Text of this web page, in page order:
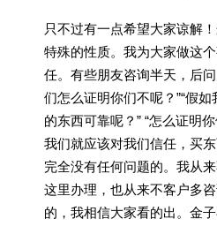
只不过有一点希望大家谅解
特殊的性质。我为大家做这
任。有些朋友咨询半天，后
们怎么证明你们不呢？”“假
的东西可靠呢？” “怎么证明
我们就应该对我们信任，买
完全没有任何问题的。我从
这里办理，也从来不客户多
的，我相信大家看的出。金